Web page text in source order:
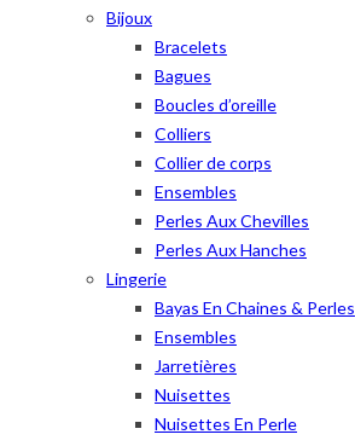
Bijoux
Bracelets
Bagues
Boucles d’oreille
Colliers
Collier de corps
Ensembles
Perles Aux Chevilles
Perles Aux Hanches
Lingerie
Bayas En Chaines & Perles
Ensembles
Jarretières
Nuisettes
Nuisettes En Perle